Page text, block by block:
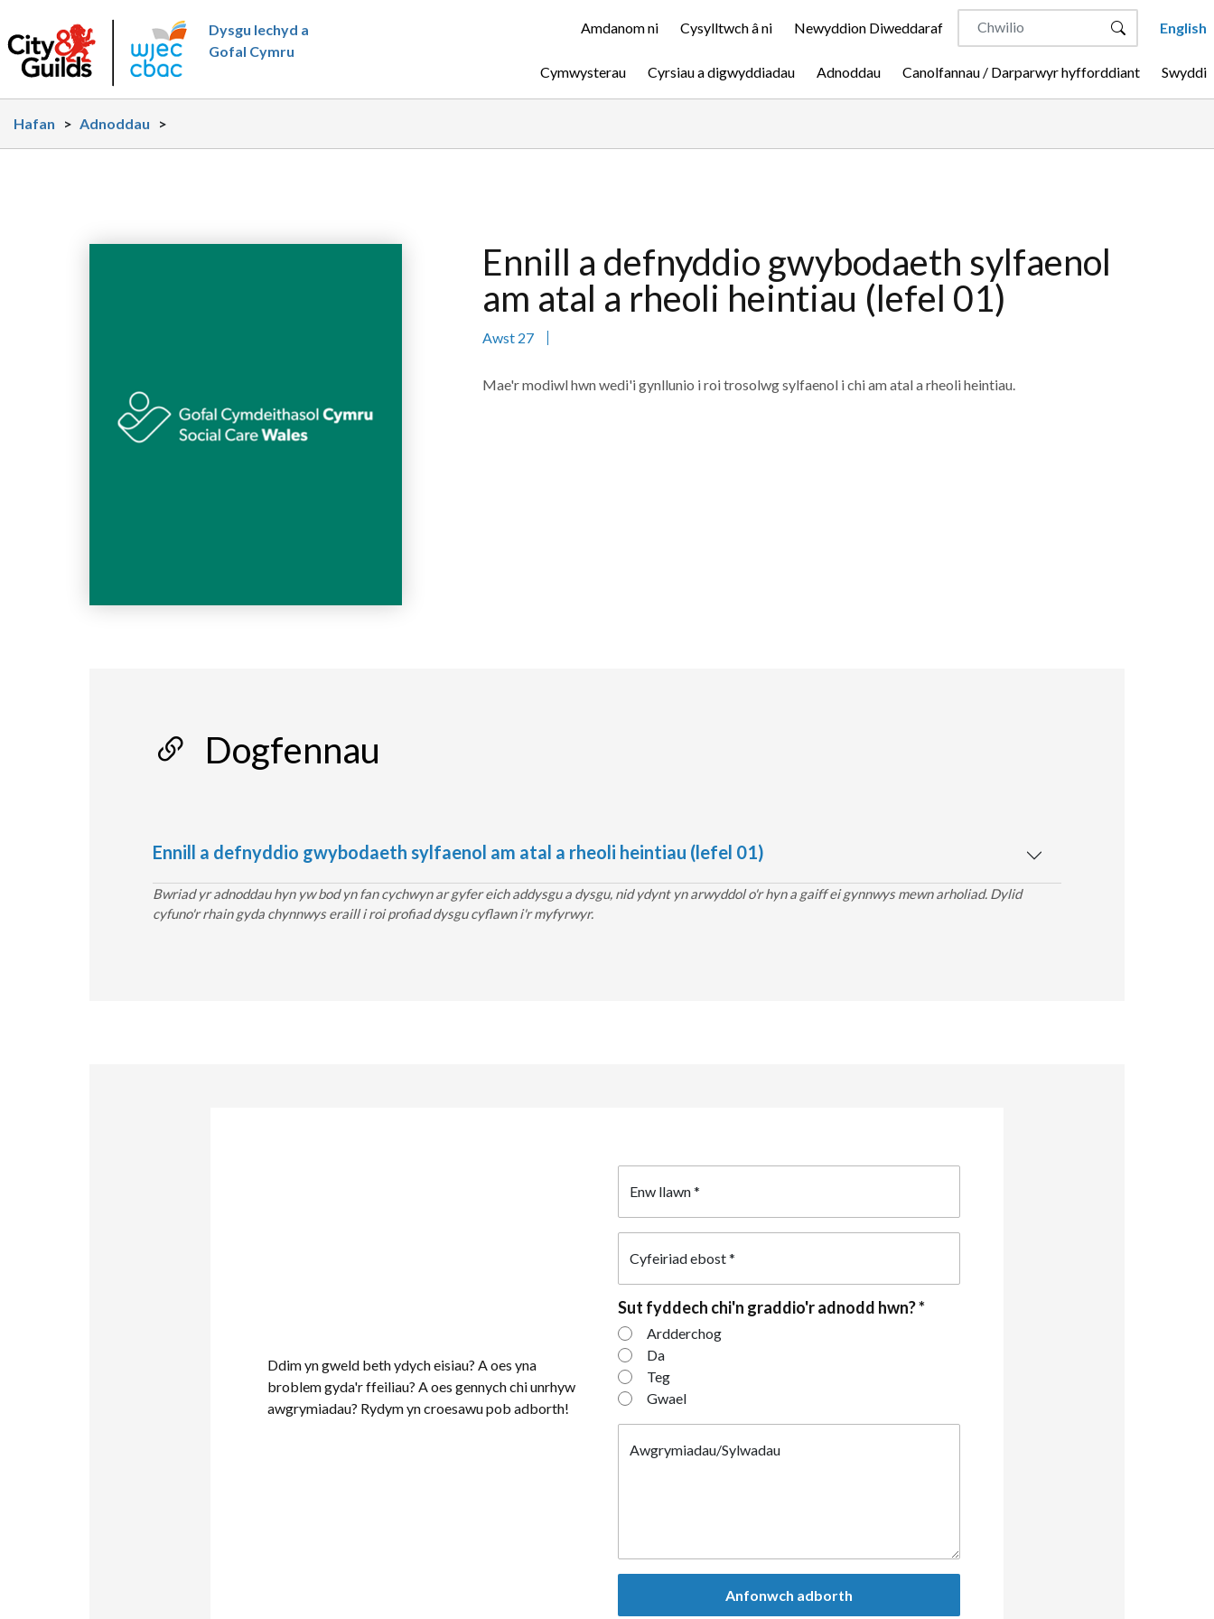
Dysgu Iechyd a
Gofal Cymru
Amdanom ni Cysylltwch â ni Newyddion Diweddaraf English
Cymwysterau Cyrsiau a digwyddiadau Adnoddau Canolfannau / Darparwyr hyfforddiant Swyddi
Hafan > Adnoddau >
Ennill a defnyddio gwybodaeth sylfaenol
am atal a rheoli heintiau (lefel 01)
Awst 27
Mae'r modiwl hwn wedi'i gynllunio i roi trosolwg sylfaenol i chi am atal a rheoli heintiau.
Dogfennau
Ennill a defnyddio gwybodaeth sylfaenol am atal a rheoli heintiau (lefel 01)
Bwriad yr adnoddau hyn yw bod yn fan cychwyn ar gyfer eich addysgu a dysgu, nid ydynt yn arwyddol o'r hyn a gaiff ei gynnwys mewn arholiad. Dylid
cyfuno'r rhain gyda chynnwys eraill i roi profiad dysgu cyflawn i'r myfyrwyr.
Ddim yn gweld beth ydych eisiau? A oes yna
broblem gyda'r ffeiliau? A oes gennych chi unrhyw
awgrymiadau? Rydym yn croesawu pob adborth!
Enw llawn*
Cyfeiriad ebost*
Sut fyddech chi'n graddio'r adnodd hwn?*
Sut fyddech chi'n graddio'r adnodd hwn?
Ardderchog
Da
Teg
Gwael
Awgrymiadau/Sylwadau